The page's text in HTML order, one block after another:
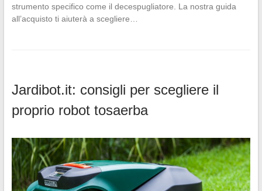
strumento specifico come il decespugliatore. La nostra guida
all’acquisto ti aiuterà a scegliere…
Jardibot.it: consigli per scegliere il
proprio robot tosaerba